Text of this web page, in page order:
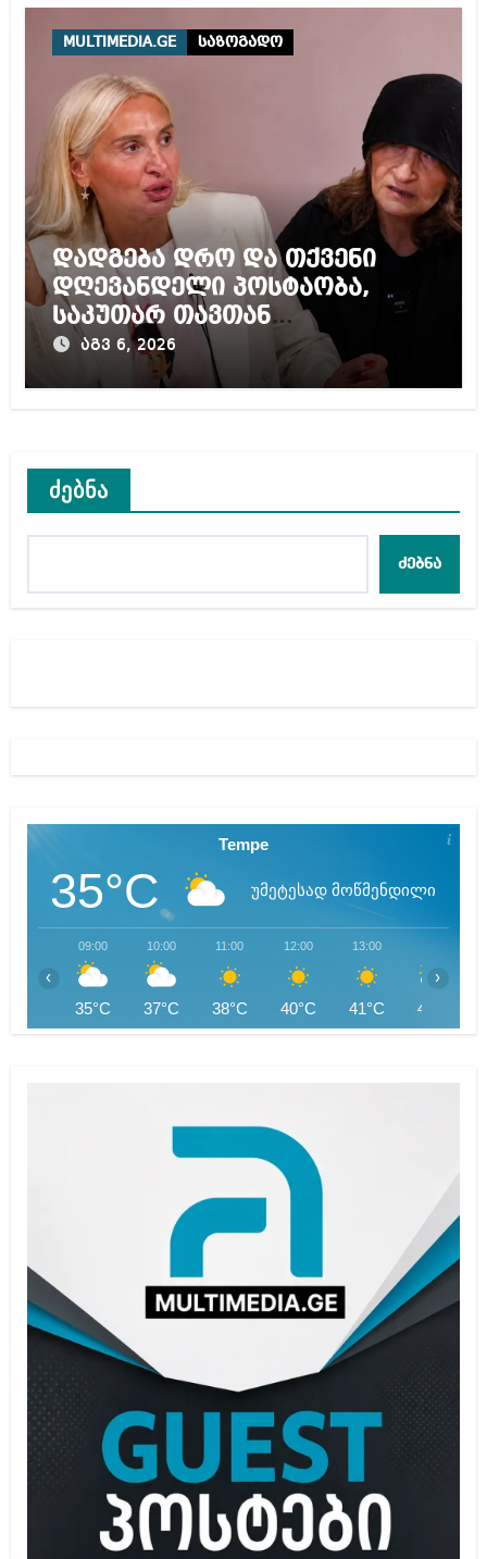
MULTIMEDIA.GE საზოგადო
დადგება დრო და თქვენი
დღევანდელი პოსტაობა,
საკუთარ თავთან
შეგარცხვენთ – ეკა კუპატაძე
ნანუკა ჟორჟოლიანს
აგვ 6, 2026
ძებნა
ძებნა
Tempe
35°C უმეტესად მოწმენდილი
09:00
35°C
10:00
37°C
11:00
38°C
12:00
40°C
13:00
41°C 42°C
‹ ›